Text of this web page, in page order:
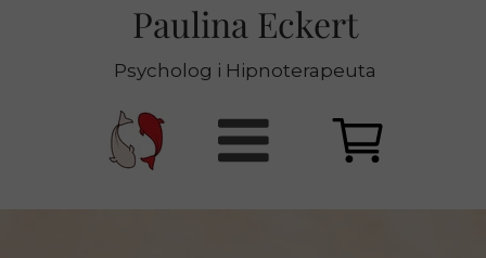
Paulina Eckert
Psycholog i Hipnoterapeuta